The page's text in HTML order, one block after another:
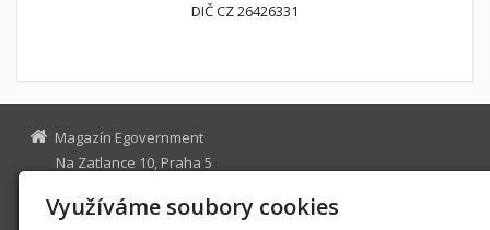
DIČ CZ 26426331
Magazín Egovernment
Na Zatlance 10, Praha 5
egovernment@egovernment.cz
Využíváme soubory cookies